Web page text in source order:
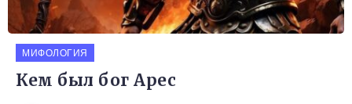
МИФОЛОГИЯ
Кем был бог Арес